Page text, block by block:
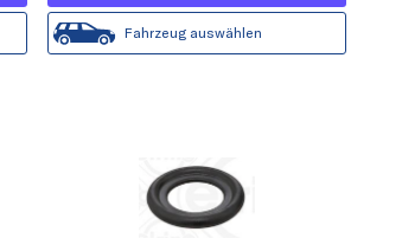
Fahrzeug auswählen